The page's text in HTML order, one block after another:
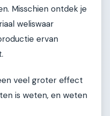
Misschien ontdek je
weliswaar
ervan
veel groter effect
is weten, en weten